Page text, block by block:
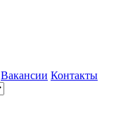
Вакансии Контакты